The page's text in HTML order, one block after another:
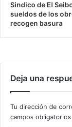
Sindico de El
sueldos de los
recogen basura
Deja una
Tu dirección de
campos